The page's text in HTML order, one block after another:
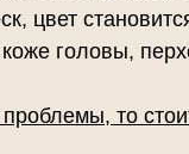
цвет
головы,
то